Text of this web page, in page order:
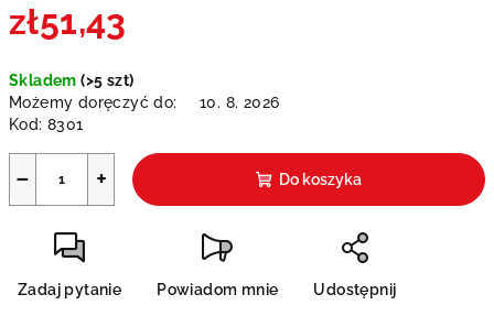
zł51,43
jednostkowa:
Skladem(>5 szt)
Możemy doręczyć do:
10. 8. 2026
Kod: 8301
+
− Do koszyka
Zadaj pytanie Powiadom mnie Udostępnij